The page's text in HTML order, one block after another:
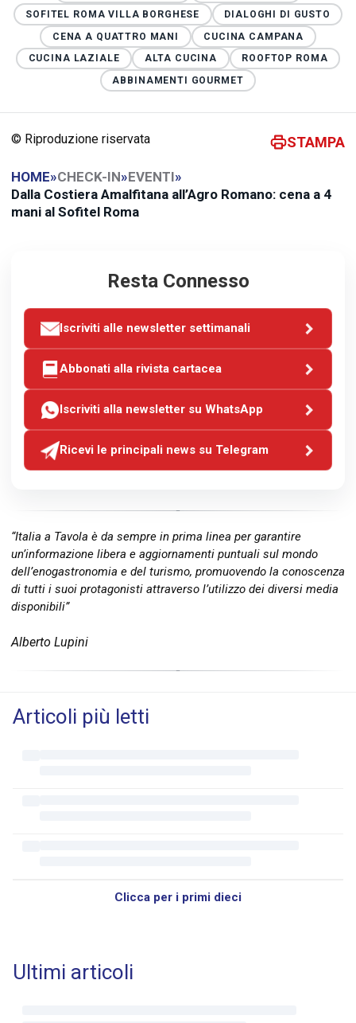
SOFITEL ROMA VILLA BORGHESE
DIALOGHI DI GUSTO
CENA A QUATTRO MANI
CUCINA CAMPANA
CUCINA LAZIALE
ALTA CUCINA
ROOFTOP ROMA
ABBINAMENTI GOURMET
© Riproduzione riservata STAMPA
HOME»CHECK-IN»EVENTI»
Dalla Costiera Amalfitana all’Agro Romano: cena a 4
mani al Sofitel Roma
Resta Connesso
Iscriviti alle newsletter settimanali
Abbonati alla rivista cartacea
Iscriviti alla newsletter su WhatsApp
Ricevi le principali news su Telegram
“Italia a Tavola è da sempre in prima linea per garantire
un’informazione libera e aggiornamenti puntuali sul mondo
dell’enogastronomia e del turismo, promuovendo la conoscenza
di tutti i suoi protagonisti attraverso l’utilizzo dei diversi media
disponibili”
Alberto Lupini
Articoli più letti
Clicca per i primi dieci
Ultimi articoli